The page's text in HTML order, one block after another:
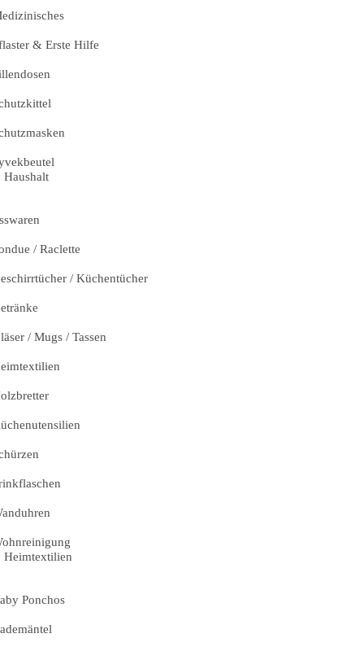
& Erste Hilfe
Haushalt
/ Raclette
/ Küchentücher
/ Mugs / Tassen
Heimtextilien
Ponchos